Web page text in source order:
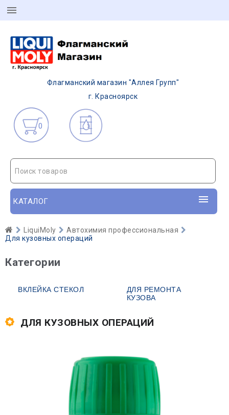
Флагманский магазин "Аллея Групп"
г. Красноярск
0
Поиск товаров
КАТАЛОГ
LiquiMoly
Автохимия профессиональная
Для кузовных операций
Категории
ВКЛЕЙКА СТЕКОЛ
ДЛЯ РЕМОНТА
КУЗОВА
ДЛЯ КУЗОВНЫХ ОПЕРАЦИЙ